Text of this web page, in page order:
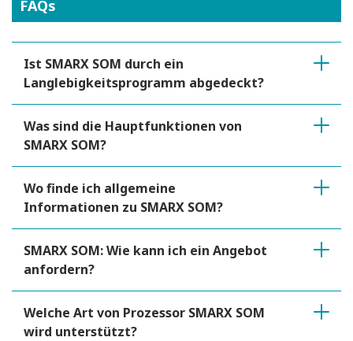
FAQs
Ist SMARX SOM durch ein
Langlebigkeitsprogramm abgedeckt?
Was sind die Hauptfunktionen von
SMARX SOM?
Wo finde ich allgemeine
Informationen zu SMARX SOM?
SMARX SOM: Wie kann ich ein Angebot
anfordern?
Welche Art von Prozessor SMARX SOM
wird unterstützt?